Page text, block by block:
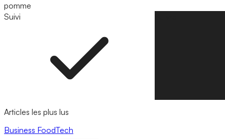
pomme
Suivi
Articles les plus lus
Business FoodTech